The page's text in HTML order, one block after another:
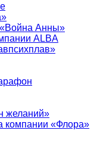
«Война Анны»
ALBA
желаний»
компании «Флора»